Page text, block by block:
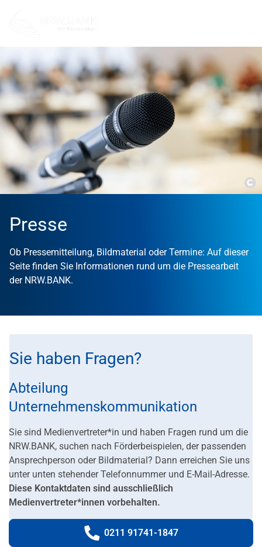
Presse
Ob Pressemitteilung, Bildmaterial oder Termine: Auf dieser
Seite finden Sie Informationen rund um die Pressearbeit
der NRW.BANK.
Sie haben Fragen?
Abteilung
Unternehmenskommunikation
Sie sind Medienvertreter*in und haben Fragen rund um die
NRW.BANK, suchen nach Förderbeispielen, der passenden
Ansprechperson oder Bildmaterial? Dann erreichen Sie uns
unter unten stehender Telefonnummer und E-Mail-Adresse.
Diese Kontaktdaten sind ausschließlich
Medienvertreter*innen vorbehalten.
Telefonnummer:
0211 91741-1847